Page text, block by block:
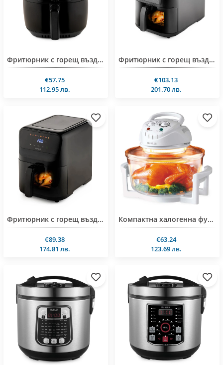
Фритюрник с горещ въздух MUHLER MFX-414M
€57.75
112.95 лв.
Фритюрник с горещ въздух Muhler MFX-815, 1700W, LED
€103.13
201.70 лв.
Фритюрник с горещ въздух Muhler MFX-515, 1500W, LED
€89.38
174.81 лв.
Компактна халогенна фурна и еър фрайър 2в1 Muhler MFC-1200, 1400W, 12 л
€63.24
123.69 лв.